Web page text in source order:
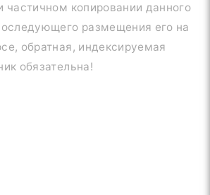
частичном копировании данного
размещения его на
обратная, индексируемая
обязательна!